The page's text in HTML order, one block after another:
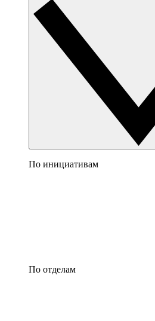
По инициативам
По отделам